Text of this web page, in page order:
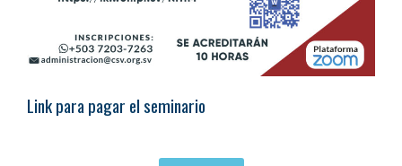
Link para pagar el seminario